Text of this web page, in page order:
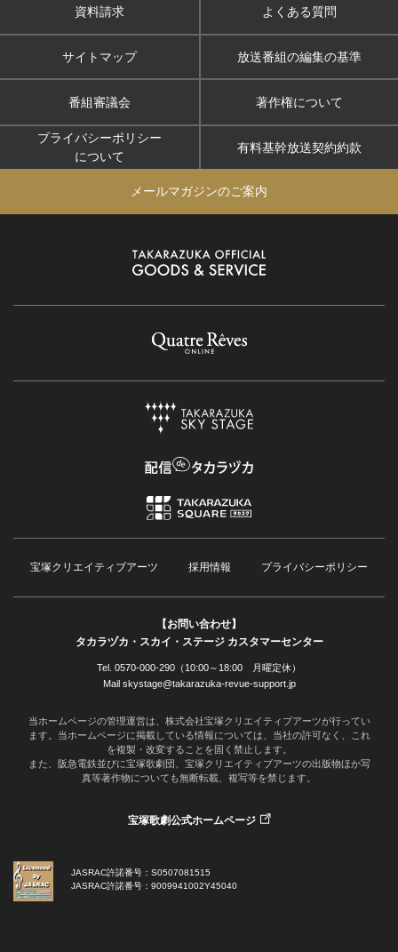
資料請求 よくある質問
サイトマップ 放送番組の編集の基準
番組審議会 著作権について
プライバシーポリシー
について
有料基幹放送契約約款
メールマガジンのご案内
宝塚クリエイティブアーツ 採用情報 プライバシーポリシー
【お問い合わせ】
タカラヅカ・スカイ・ステージ カスタマーセンター
Tel. 0570-000-290（10:00～18:00 月曜定休）
Mail skystage@takarazuka-revue-support.jp
当ホームページの管理運営は、株式会社宝塚クリエイティブアーツが行ってい
ます。当ホームページに掲載している情報については、当社の許可なく、これ
を複製・改変することを固く禁止します。
また、阪急電鉄並びに宝塚歌劇団、宝塚クリエイティブアーツの出版物ほか写
真等著作物についても無断転載、複写等を禁じます。
宝塚歌劇公式ホームページ
JASRAC許諾番号：S0507081515
JASRAC許諾番号：9009941002Y45040